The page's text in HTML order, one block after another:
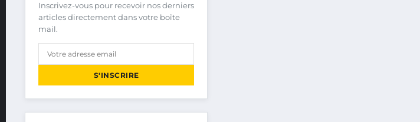
Inscrivez-vous pour recevoir nos derniers
articles directement dans votre boîte
mail.
S'INSCRIRE